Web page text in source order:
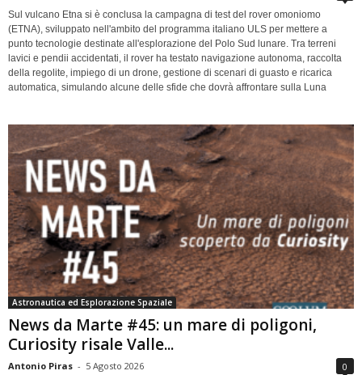
Sul vulcano Etna si è conclusa la campagna di test del rover omoniomo
(ETNA), sviluppato nell'ambito del programma italiano ULS per mettere a
punto tecnologie destinate all'esplorazione del Polo Sud lunare. Tra terreni
lavici e pendii accidentati, il rover ha testato navigazione autonoma, raccolta
della regolite, impiego di un drone, gestione di scenari di guasto e ricarica
automatica, simulando alcune delle sfide che dovrà affrontare sulla Luna
Astronautica ed Esplorazione Spaziale
News da Marte #45: un mare di poligoni,
Curiosity risale Valle...
Antonio Piras - 5 Agosto 2026 0